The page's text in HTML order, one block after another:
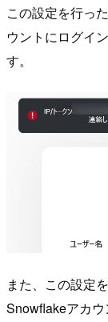
この設定を行っ
ウントにログイ
す。
また、この設定
Snowflakeアカ